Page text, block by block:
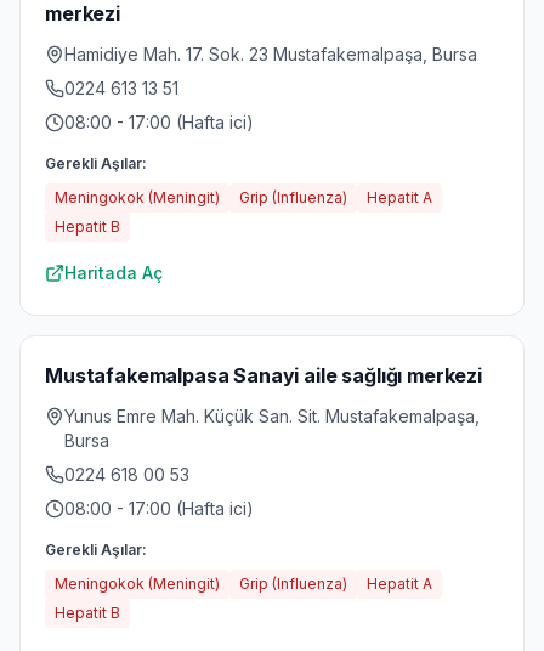
merkezi
Hamidiye Mah. 17. Sok. 23 Mustafakemalpaşa, Bursa
0224 613 13 51
08:00 - 17:00 (Hafta ici)
Gerekli Aşılar:
Meningokok (Meningit)
Grip (Influenza)
Hepatit A
Hepatit B
Haritada Aç
Mustafakemalpasa Sanayi aile sağlığı merkezi
Yunus Emre Mah. Küçük San. Sit. Mustafakemalpaşa,
Bursa
0224 618 00 53
08:00 - 17:00 (Hafta ici)
Gerekli Aşılar:
Meningokok (Meningit)
Grip (Influenza)
Hepatit A
Hepatit B